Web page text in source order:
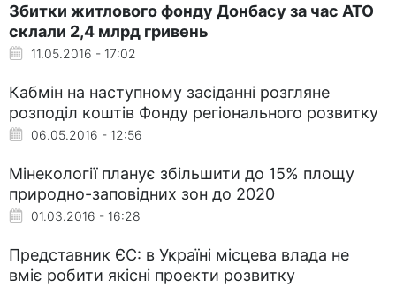
Збитки житлового фонду Донбасу за час АТО
склали 2,4 млрд гривень
11.05.2016 - 17:02
Кабмін на наступному засіданні розгляне
розподіл коштів Фонду регіонального розвитку
06.05.2016 - 12:56
Мінекології планує збільшити до 15% площу
природно-заповідних зон до 2020
01.03.2016 - 16:28
Представник ЄС: в Україні місцева влада не
вміє робити якісні проекти розвитку